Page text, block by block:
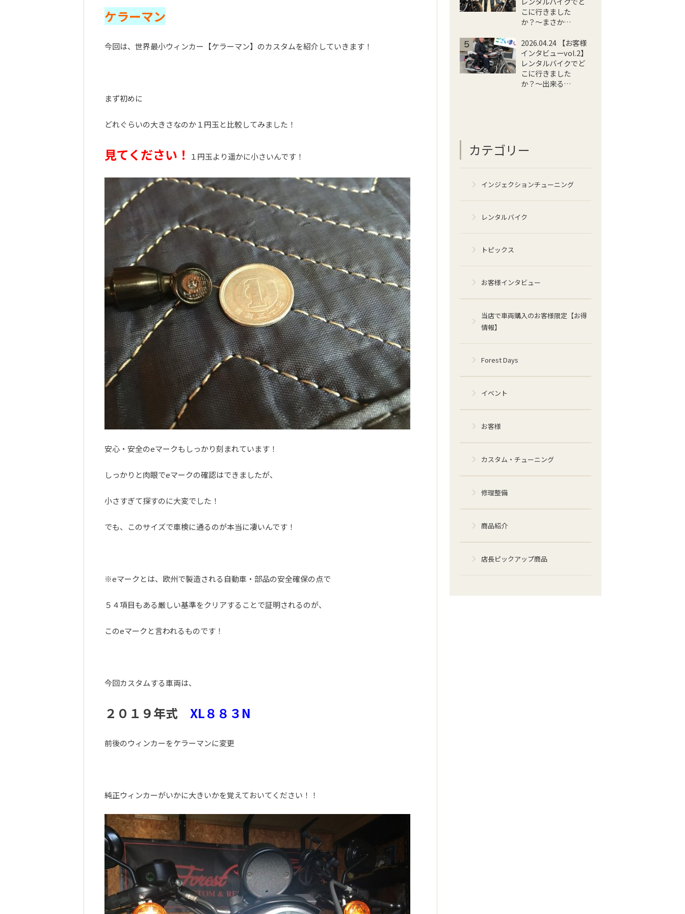
ケラーマン
今回は、世界最小ウィンカー【ケラーマン】のカスタムを紹介していきます！
まず初めに
どれぐらいの大きさなのか１円玉と比較してみました！
見てください！ １円玉より遥かに小さいんです！
安心・安全のeマークもしっかり刻まれています！
しっかりと肉眼でeマークの確認はできましたが、
小さすぎて探すのに大変でした！
でも、このサイズで車検に通るのが本当に凄いんです！
※eマークとは、欧州で製造される自動車・部品の安全確保の点で
５４項目もある厳しい基準をクリアすることで証明されるのが、
このeマークと言われるものです！
今回カスタムする車両は、
２０１９年式 XL８８３N
前後のウィンカーをケラーマンに変更
純正ウィンカーがいかに大きいかを覚えておいてください！！
こに行きました
か？〜まさか…
2026.04.24 【お客様
インタビューvol.2】
レンタルバイクでど
こに行きました
か？〜出来る…
カテゴリー
インジェクションチューニング
レンタルバイク
トピックス
お客様インタビュー
当店で車両購入のお客様限定【お得
情報】
Forest Days
イベント
お客様
カスタム・チューニング
修理整備
商品紹介
店長ピックアップ商品